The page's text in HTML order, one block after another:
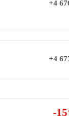
+4
+4
-